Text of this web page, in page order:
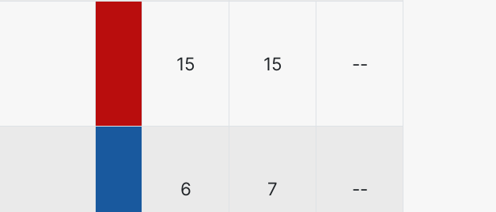
15 15 --
6 7 --